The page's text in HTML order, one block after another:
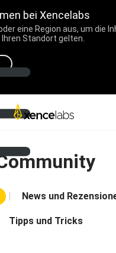
bei Xencelabs
eine Region aus, um die
Standort gelten.
News und
Tipps und Tricks